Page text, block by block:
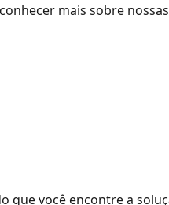
mais sobre
que você encontre a